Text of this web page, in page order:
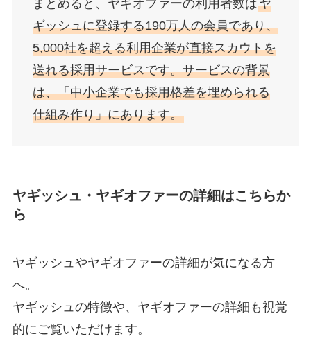
まとめると、ヤギオファーの利用者数はヤ
ギッシュに登録する190万人の会員であり、
5,000社を超える利用企業が直接スカウトを
送れる採用サービスです。サービスの背景
は、「中小企業でも採用格差を埋められる
仕組み作り」にあります。
ヤギッシュ・ヤギオファーの詳細はこちらか
ら
ヤギッシュやヤギオファーの詳細が気になる方
へ。
ヤギッシュの特徴や、ヤギオファーの詳細も視覚
的にご覧いただけます。